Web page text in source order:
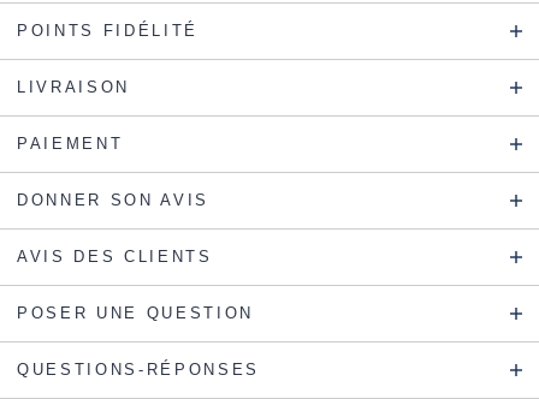
POINTS FIDÉLITÉ
LIVRAISON
PAIEMENT
DONNER SON AVIS
AVIS DES CLIENTS
POSER UNE QUESTION
QUESTIONS-RÉPONSES